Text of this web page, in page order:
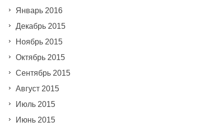
Январь 2016
Декабрь 2015
Ноябрь 2015
Октябрь 2015
Сентябрь 2015
Август 2015
Июль 2015
Июнь 2015